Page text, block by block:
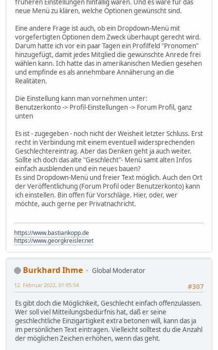
früheren Einstellungen hinfällig wären. Und es wäre für das
neue Menü zu klären, welche Optionen gewünscht sind.
Eine andere Frage ist auch, ob ein Dropdown-Menü mit
vorgefertigten Optionen dem Zweck überhaupt gerecht wird.
Darum hatte ich vor ein paar Tagen ein Profilfeld "Pronomen"
hinzugefügt, damit jedes Mitglied die gewünschte Anrede frei
wählen kann. Ich hatte das in amerikanischen Medien gesehen
und empfinde es als annehmbare Annäherung an die
Realitäten.
Die Einstellung kann man vornehmen unter:
Benutzerkonto -> Profil-Einstellungen -> Forum Profil, ganz
unten
Es ist - zugegeben - noch nicht der Weisheit letzter Schluss. Erst
recht in Verbindung mit einem eventuell widersprechenden
Geschlechtereintrag. Aber das Denken geht ja auch weiter.
Sollte ich doch das alte "Geschlecht"- Menü samt alten Infos
einfach ausblenden und ein neues bauen?
Es sind Dropdown-Menü und freier Text möglich. Auch den Ort
der Veröffentlichung (Forum Profil oder Benutzerkonto) kann
ich einstellen. Bin offen für Vorschläge. Hier, oder, wer
möchte, auch gerne per Privatnachricht.
https://www.bastiankopp.de
https://www.georgkreisler.net
Burkhard Ihme
Global Moderator
#307
12. Februar 2022, 01:05:54
Es gibt doch die Möglichkeit, Geschlecht einfach offenzulassen.
Wer soll viel Mitteilungsbedürfnis hat, daß er seine
geschlechtliche Einzigartigkeit extra betonen will, kann das ja
im persönlichen Text eintragen. Vielleicht solltest du die Anzahl
der möglichen Zeichen erhöhen, wenn das geht.